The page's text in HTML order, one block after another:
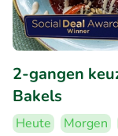
2-gangen
Bakels
Heute Morgen